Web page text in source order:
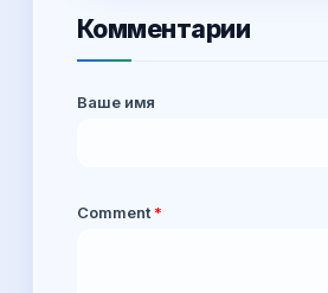
Комментарии
Ваше имя
Comment*